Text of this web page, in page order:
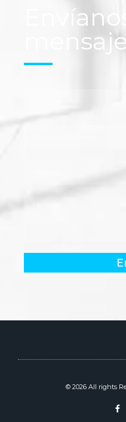
© 2026 All rights